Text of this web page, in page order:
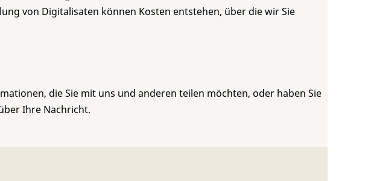
von Digitalisaten können Kosten entstehen, über die wir Sie
die Sie mit uns und anderen teilen möchten, oder haben Sie
Ihre Nachricht.